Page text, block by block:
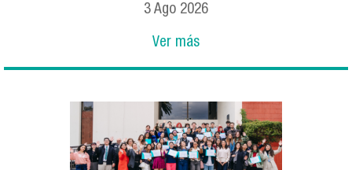
3 Ago 2026
Ver más